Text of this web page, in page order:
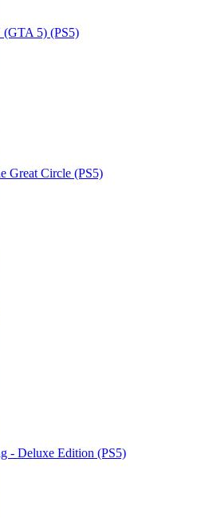
5) (PS5)
Great Circle (PS5)
- Deluxe Edition (PS5)